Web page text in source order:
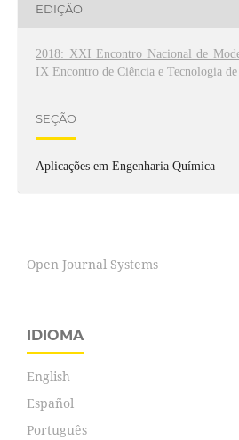
EDIÇÃO
2018: XXI Encontro Nacional de
IX Encontro de Ciência e Tecnologia
SEÇÃO
Aplicações em Engenharia Química
Open Journal Systems
IDIOMA
English
Español
Português